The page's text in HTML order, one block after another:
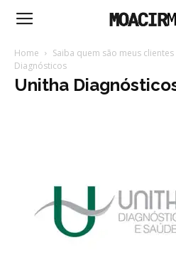
Moacir
Moda
Home Saiba quem são meus
Diagnósticos
Unitha